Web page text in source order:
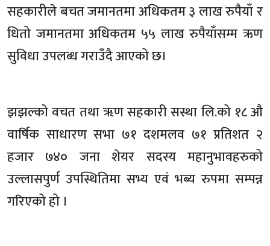
सहकारीले बचत जमानतमा अधिकतम ३ लाख रुपैयाँ र
धितो जमानतमा अधिकतम ५५ लाख रुपैयाँसम्म ऋण
सुविधा उपलब्ध गराउँदै आएको छ।
झझल्को वचत तथा ॠण सहकारी सस्था लि.को १८ औ
वार्षिक साधारण सभा ७१ दशमलव ७१ प्रतिशत २
हजार ७४० जना शेयर सदस्य महानुभावहरुको
उल्लासपुर्ण उपस्थितिमा सभ्य एवं भब्य रुपमा सम्पन्न
गरिएको हो ।